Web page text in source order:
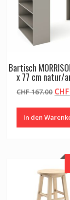
Bartisch
x 77 cm natur/
CHF167.00
war:
CHF
CHF
In den